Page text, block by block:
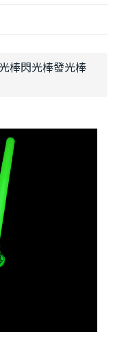
棒閃光棒發光棒